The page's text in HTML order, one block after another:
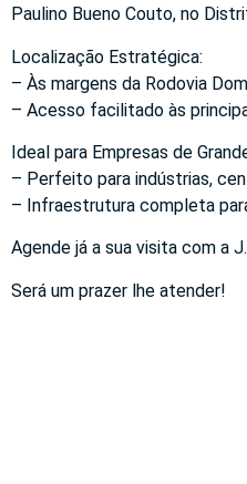
Paulino Bueno Couto, no
Localização Estratégica:
– Às margens da Rodovia
– Acesso facilitado às
Ideal para Empresas de
– Perfeito para indústrias,
– Infraestrutura completa
Agende já a sua visita com a
Será um prazer lhe atender!